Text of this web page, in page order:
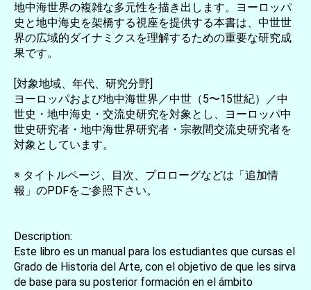
地中海世界の複雑な多元性を描き出します。ヨーロッパ
史と地中海史を架橋する視座を提供する本書は、中世世
界の広域的ダイナミクスを理解するための重要な研究成
果です。
[対象地域、年代、研究分野]
ヨーロッパおよび地中海世界／中世（5〜15世紀）／中
世史・地中海史・交流史研究を対象とし、ヨーロッパ中
世史研究者・地中海世界研究者・宗教間交流史研究者を
対象としています。
※ タイトルページ、目次、プロローグなどは「追加情
報」のPDFをご参照下さい。
Description:
Este libro es un manual para los estudiantes que cursas el
Grado de Historia del Arte, con el objetivo de que les sirva
de base para su posterior formación en el ámbito